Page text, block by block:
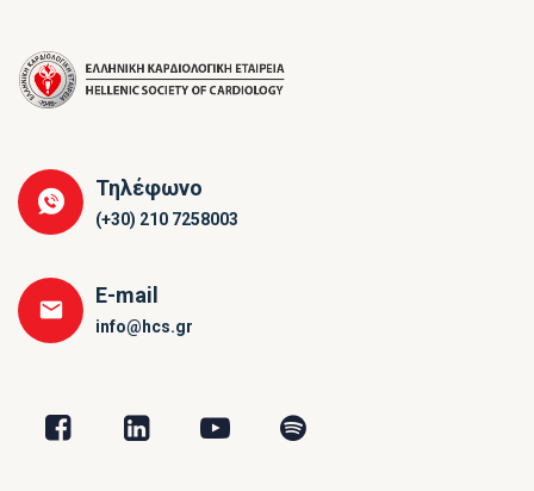
Τηλέφωνο
(+30) 210 7258003
E-mail
info@hcs.gr